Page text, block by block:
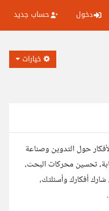
دخول حساب جديد
خيارات
حول التدوين وصناعة
تحسين محركات البحث،
أفكارك وأسئلتك،